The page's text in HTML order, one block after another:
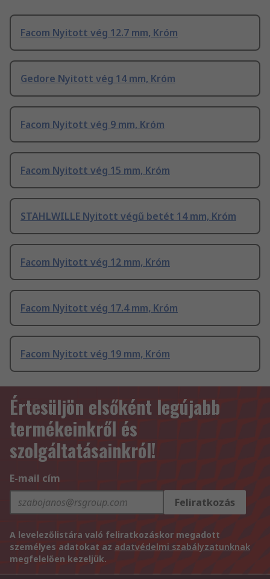
Facom Nyitott vég 12.7 mm, Króm
Gedore Nyitott vég 14 mm, Króm
Facom Nyitott vég 9 mm, Króm
Facom Nyitott vég 15 mm, Króm
STAHLWILLE Nyitott végű betét 14 mm, Króm
Facom Nyitott vég 12 mm, Króm
Facom Nyitott vég 17.4 mm, Króm
Facom Nyitott vég 19 mm, Króm
Értesüljön elsőként legújabb
termékeinkről és
szolgáltatásainkról!
E-mail cím
Feliratkozás
A levelezőlistára való feliratkozáskor megadott
személyes adatokat az adatvédelmi szabályzatunknak
megfelelően kezeljük.